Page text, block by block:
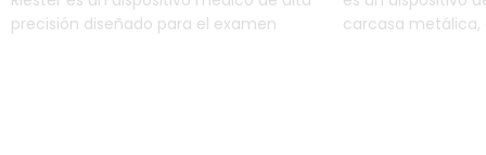
precisión diseñado para el examen
carcasa metálica,